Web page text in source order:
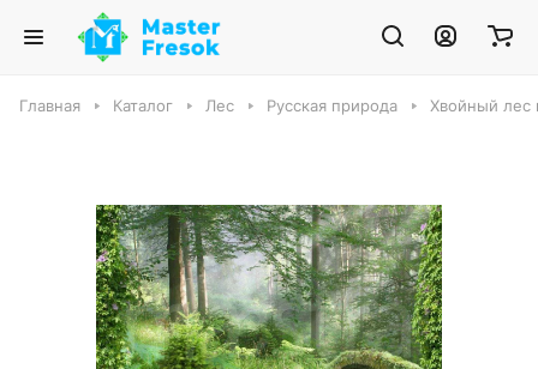
Главная Каталог Лес Русская природа Хвойный лес